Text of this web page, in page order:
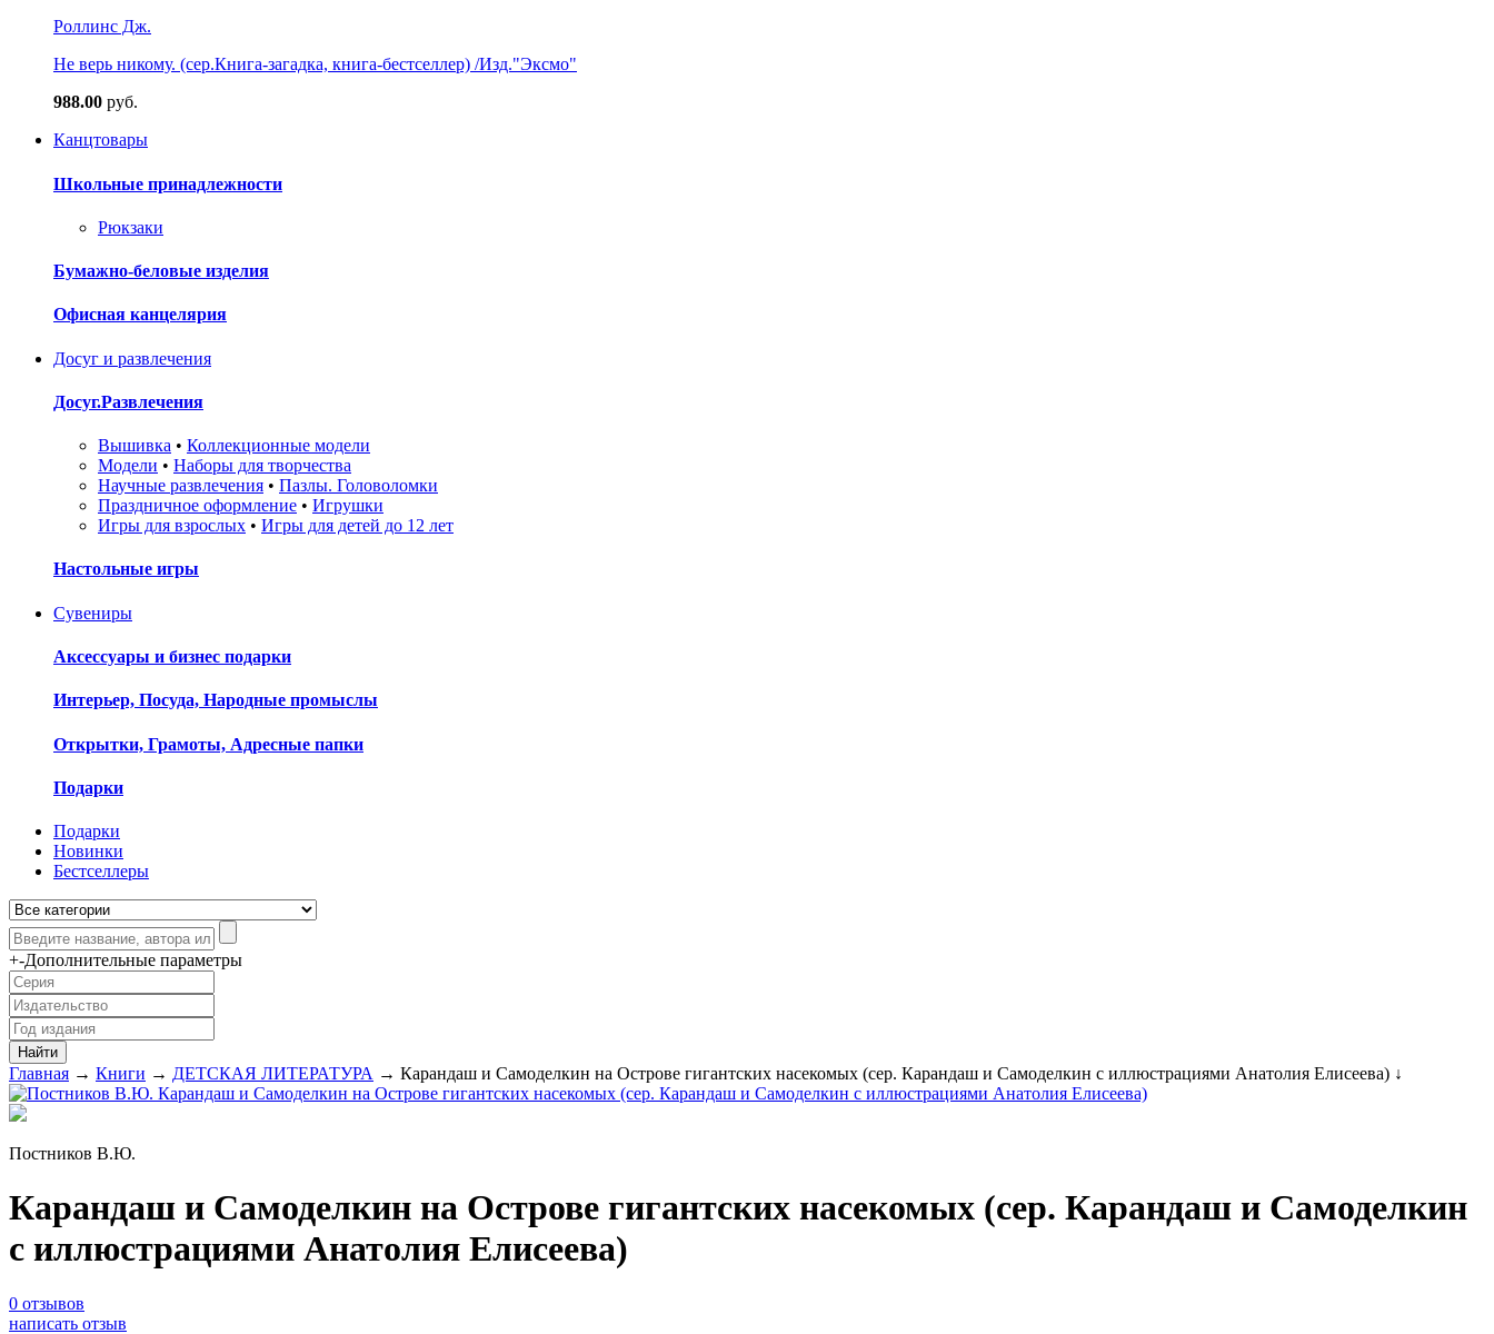
Роллинс Дж.
Не верь никому. (сер.Книга-загадка, книга-бестселлер) /Изд."Эксмо"
988.00 руб.
Канцтовары
Школьные принадлежности
Рюкзаки
Бумажно-беловые изделия
Офисная канцелярия
Досуг и развлечения
Досуг.Развлечения
Вышивка • Коллекционные модели
Модели • Наборы для творчества
Научные развлечения • Пазлы. Головоломки
Праздничное оформление • Игрушки
Игры для взрослых • Игры для детей до 12 лет
Настольные игры
Сувениры
Аксессуары и бизнес подарки
Интерьер, Посуда, Народные промыслы
Открытки, Грамоты, Адресные папки
Подарки
Подарки
Новинки
Бестселлеры
+-Дополнительные параметры
Главная → Книги → ДЕТСКАЯ ЛИТЕРАТУРА → Карандаш и Самоделкин на Острове гигантских насекомых (сер. Карандаш и Самоделкин с иллюстрациями Анатолия Елисеева) ↓
Постников В.Ю.
Карандаш и Самоделкин на Острове гигантских насекомых (сер. Карандаш и Самоделкин
с иллюстрациями Анатолия Елисеева)
0 отзывов
написать отзыв